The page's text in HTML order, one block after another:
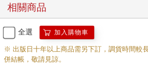
相關商品
全選 加入購物車
※ 出版日十年以上商品需另下訂，調貨時間較
併結帳，敬請見諒。